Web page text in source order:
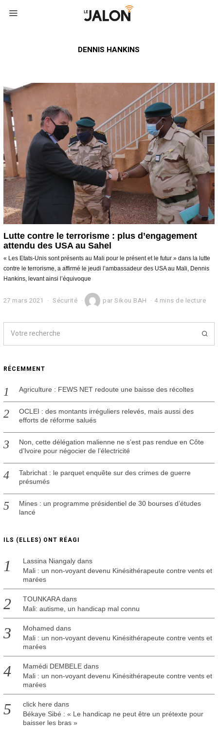
DENNIS HANKINS
Lutte contre le terrorisme : plus d’engagement
attendu des USA au Sahel
« Les Etats-Unis sont présents au Mali pour le présent et le futur » dans la lutte
contre le terrorisme, a affirmé le jeudi l’ambassadeur des USA au Mali, Dennis
Hankins, levant ainsi l’équivoque
27 mars 2021
r
s
2
Sécurité parSikou BAH 4 mins de lecture
RÉCEMMENT
Agriculture : FEWS NET redoute une baisse des récoltes
OCLEI : des montants irréguliers relevés, mais aussi des
efforts de réforme salués
Non, cette délégation malienne ne s’est pas rendue en Côte
d’Ivoire pour négocier de l’électricité
Tabrichat : le parquet enquête sur des crimes de guerre
présumés
Mines : un programme présidentiel de 30 bourses d’études
lancé
ILS (ELLES) ONT RÉAGI
Lassina Niangalydans
Mali : un non-voyant devenu Kinésithérapeute contre vents et
marées
TOUNKARAdans
Mali: autisme, un handicap mal connu
Mohamed dans
Mali : un non-voyant devenu Kinésithérapeute contre vents et
marées
Mamédi DEMBELEdans
Mali : un non-voyant devenu Kinésithérapeute contre vents et
marées
click here dans
Békaye Sibé : « Le handicap ne peut être un prétexte pour
baisser les bras »